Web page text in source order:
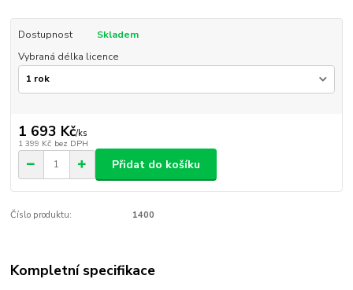
Dostupnost
Skladem
Vybraná délka licence
1 693 Kč/ks
1 399 Kč bez DPH
Přidat do košíku
Číslo produktu: 1400
Kompletní specifikace